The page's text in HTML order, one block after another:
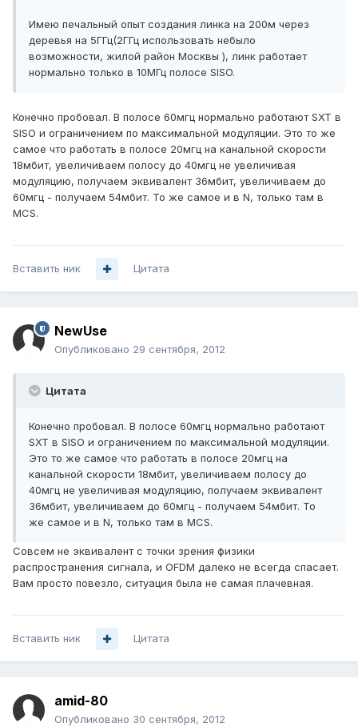
Имею печальный опыт создания линка на 200м через
деревья на 5ГГц(2ГГц использовать небыло
возможности, жилой район Москвы ), линк работает
нормально только в 10МГц полосе SISO.
Конечно пробовал. В полосе 60мгц нормально работают SXT в
SISO и ограничением по максимальной модуляции. Это то же
самое что работать в полосе 20мгц на канальной скорости
18мбит, увеличиваем полосу до 40мгц не увеличивая
модуляцию, получаем эквивалент 36мбит, увеличиваем до
60мгц - получаем 54мбит. То же самое и в N, только там в
MCS.
Вставить ник Цитата
NewUse
Опубликовано 29 сентября, 2012
Цитата
Конечно пробовал. В полосе 60мгц нормально работают
SXT в SISO и ограничением по максимальной модуляции.
Это то же самое что работать в полосе 20мгц на
канальной скорости 18мбит, увеличиваем полосу до
40мгц не увеличивая модуляцию, получаем эквивалент
36мбит, увеличиваем до 60мгц - получаем 54мбит. То
же самое и в N, только там в MCS.
Совсем не эквивалент с точки зрения физики
распространения сигнала, и OFDM далеко не всегда спасает.
Вам просто повезло, ситуация была не самая плачевная.
Вставить ник Цитата
amid-80
Опубликовано 30 сентября, 2012